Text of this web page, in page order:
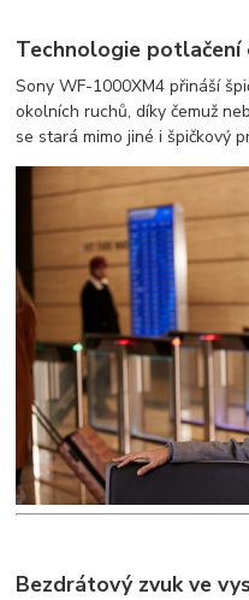
Technologie potlačení
Sony WF-1000XM4 přináší
okolních ruchů, díky čemuž
se stará mimo jiné i špičkový
Bezdrátový zvuk ve